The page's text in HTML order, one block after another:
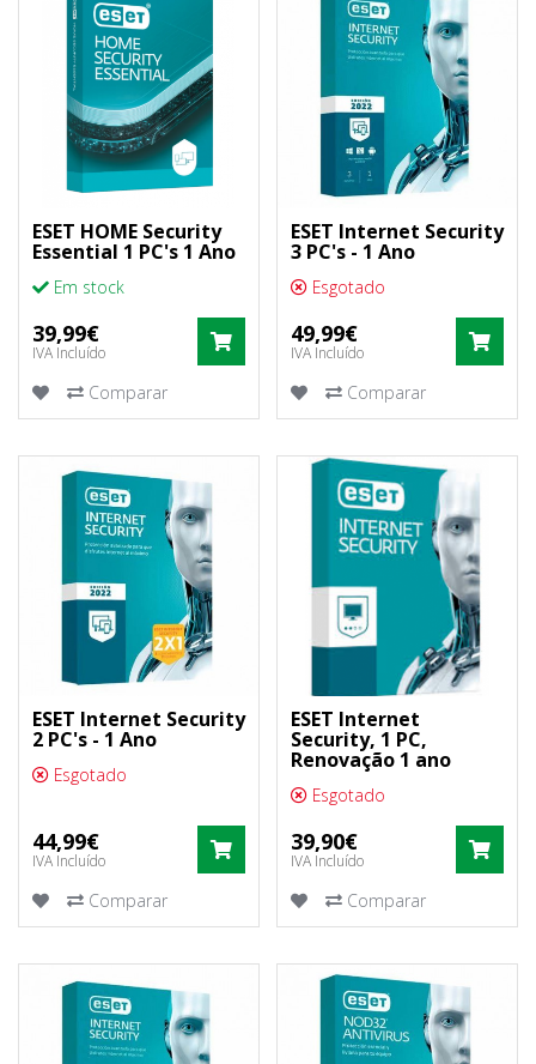
ESET HOME Security
Essential 1 PC's 1 Ano
Em stock
39,99€
IVA Incluído COMPRAR
Comparar
ESET Internet Security
3 PC's - 1 Ano
Esgotado
49,99€
IVA Incluído
Comparar
ESET Internet Security
2 PC's - 1 Ano
Esgotado
44,99€
IVA Incluído COMPRAR
Comparar
ESET Internet
Security, 1 PC,
Renovação 1 ano
Esgotado
39,90€
IVA Incluído
Comparar